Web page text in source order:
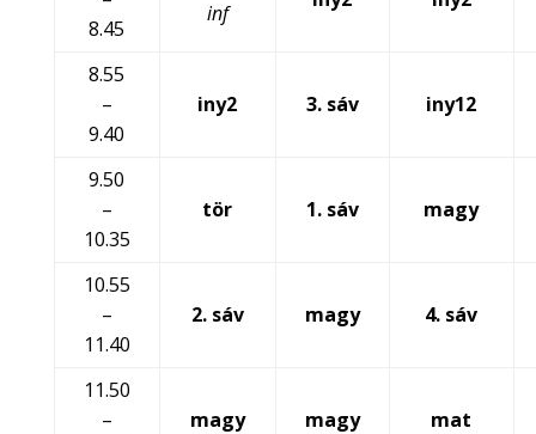
8.45
inf
8.55
–
9.40
iny2 3. sáv iny12
9.50
–
10.35
tör 1. sáv magy
10.55
–
11.40
2. sáv magy 4. sáv
11.50
–
magy magy mat